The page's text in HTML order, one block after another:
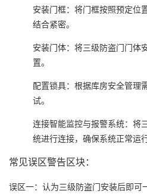
安装门框：将门框按照预定位
结合紧密。
安装门体：将三级防盗门门体
置。
配置锁具：根据库房安全管理
试。
连接智能监控与报警系统：将
统进行连接，确保系统正常运行
常见误区警告区块‌：
误区一：认为三级防盗门安装后即